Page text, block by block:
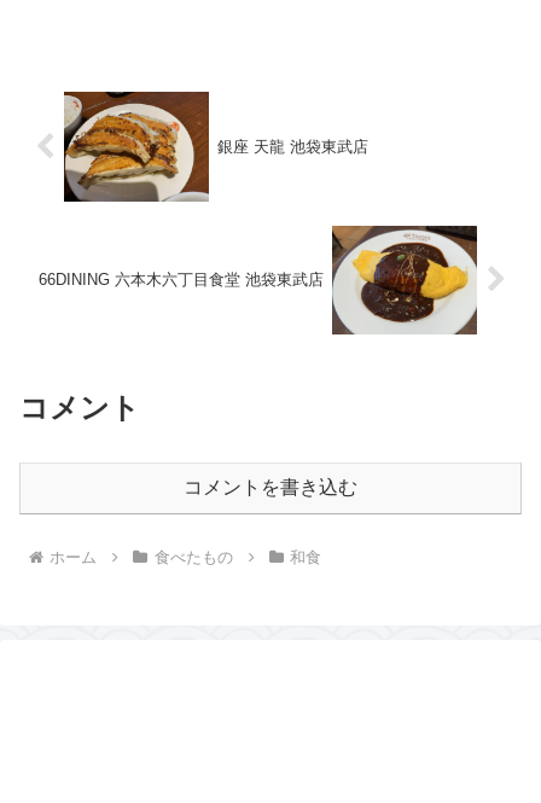
銀座 天龍 池袋東武店
66DINING 六本木六丁目食堂 池袋東武店
コメント
コメントを書き込む
ホーム 食べたもの 和食